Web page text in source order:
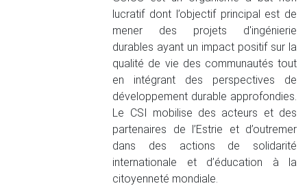
lucratif dont l’objectif principal est de
mener des projets d'ingénierie
durables ayant un impact positif sur la
qualité de vie des communautés tout
en intégrant des perspectives de
développement durable approfondies.
Le CSI mobilise des acteurs et des
partenaires de l’Estrie et d’outremer
dans des actions de solidarité
internationale et d’éducation à la
citoyenneté mondiale.